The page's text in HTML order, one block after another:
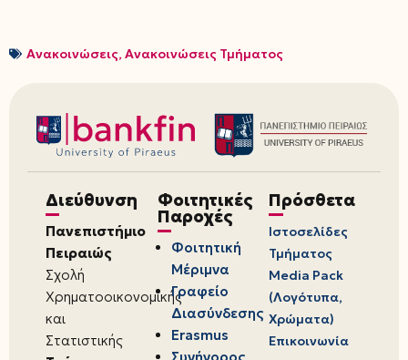
Ανακοινώσεις, Ανακοινώσεις Τμήματος
Διεύθυνση
Πανεπιστήμιο
Πειραιώς
Σχολή
Χρηματοοικονομικής
και
Στατιστικής
Φοιτητικές
Παροχές
Φοιτητική
Μέριμνα
Γραφείο
Διασύνδεσης
Erasmus
Πρόσθετα
Ιστοσελίδες
Τμήματος
Media Pack
(Λογότυπα,
Χρώματα)
Επικοινωνία